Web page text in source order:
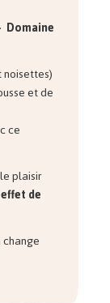
Domaine
et de
ce
plaisir
de